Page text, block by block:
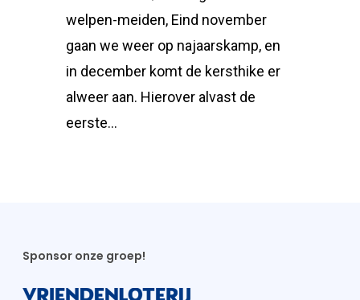
welpen-meiden, Eind november
gaan we weer op najaarskamp, en
in december komt de kersthike er
alweer aan. Hierover alvast de
eerste…
Sponsor onze groep!